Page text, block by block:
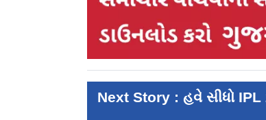
Next Story : હવે સીધો